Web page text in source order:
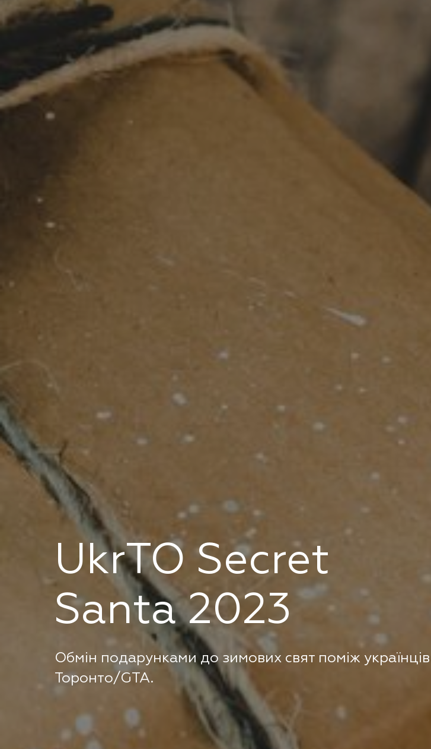
UkrTO Secret
Santa 2023
Обмін подарунками до зимових свят поміж українців
Торонто/GTA.